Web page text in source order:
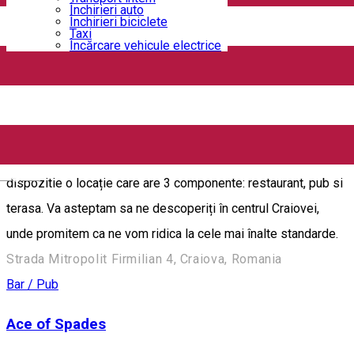
English
Închirieri auto
Închirieri biciclete
Taxi
Încărcare vehicule electrice
12 Doișpe
Strada Alexandru Ioan Cuza 6B, Craiova, Romania
dispozitie o locație care are 3 componente: restaurant, pub si
terasa. Va asteptam sa ne descoperiți în centrul Craiovei,
unde promitem ca ne vom ridica la cele mai înalte standarde.
Strada Mitropolit Firmilian 4, Craiova, Romania
Bar / Pub
Ace of Spades